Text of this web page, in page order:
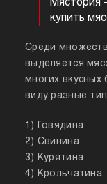
Мястория
купить
Среди
выделяется
многих
виду разные
1) Говядина
2) Свинина
3) Курятина
4) Крольчатина